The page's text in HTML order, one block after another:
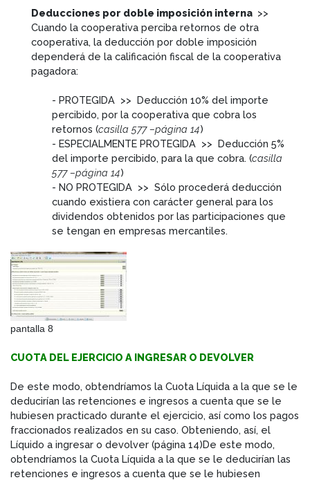
Deducciones por doble imposición interna >>
Cuando la cooperativa perciba retornos de otra
cooperativa, la deducción por doble imposición
dependerá de la calificación fiscal de la cooperativa
pagadora:
- PROTEGIDA >> Deducción 10% del importe
percibido, por la cooperativa que cobra los
retornos (casilla 577 –página 14)
- ESPECIALMENTE PROTEGIDA >> Deducción 5%
del importe percibido, para la que cobra. (casilla
577 –página 14)
- NO PROTEGIDA >> Sólo procederá deducción
cuando existiera con carácter general para los
dividendos obtenidos por las participaciones que
se tengan en empresas mercantiles.
pantalla 8
CUOTA DEL EJERCICIO A INGRESAR O DEVOLVER
De este modo, obtendríamos la Cuota Líquida a la que se le
deducirían las retenciones e ingresos a cuenta que se le
hubiesen practicado durante el ejercicio, así como los pagos
fraccionados realizados en su caso. Obteniendo, así, el
Líquido a ingresar o devolver (página 14)De este modo,
obtendríamos la Cuota Líquida a la que se le deducirían las
retenciones e ingresos a cuenta que se le hubiesen